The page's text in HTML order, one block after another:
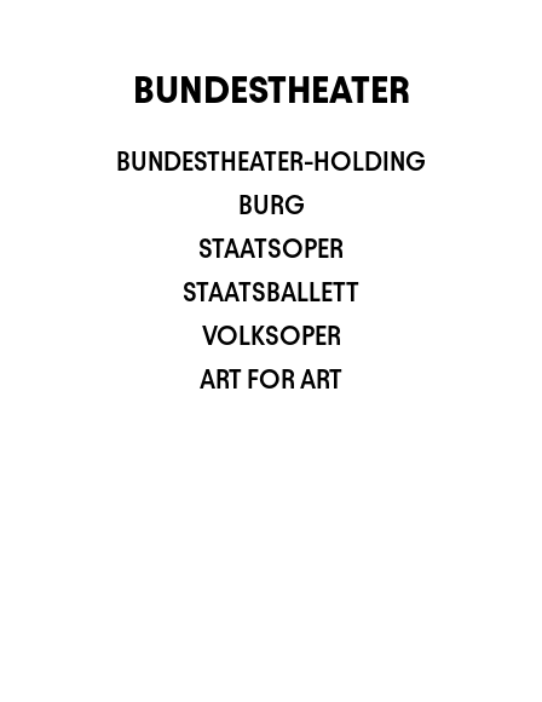
BUNDESTHEATER
BUNDESTHEATER-HOLDING
BURG
STAATSOPER
STAATSBALLETT
VOLKSOPER
ART FOR ART